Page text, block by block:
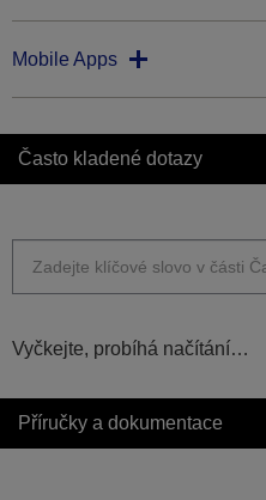
Mobile Apps
Často kladené dotazy
Vyčkejte, probíhá načítání…
Příručky a dokumentace